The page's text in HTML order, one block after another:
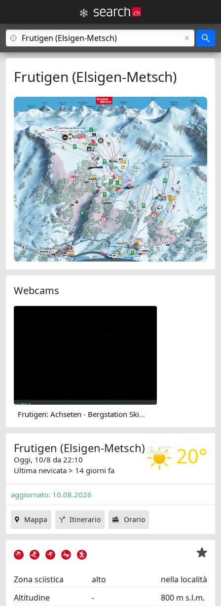
Frutigen (Elsigen-Metsch)
Webcams
Frutigen: Achseten - Bergstation Skilift Höchst-Metsch, Elsighütte
20°
Frutigen (Elsigen-Metsch)
Oggi, 10/8 da 22:10
Ultima nevicata > 14 giorni fa
aggiornato: 10.08.2026
Mappa Itinerario Orario
Zona sciistica alto
nella località
Altitudine
-
800 m s.l.m.